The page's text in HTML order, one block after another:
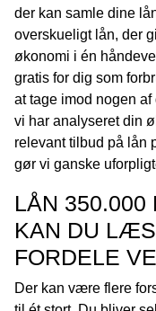
der kan samle dine
overskueligt lån, der
økonomi i én
gratis for dig som
at tage imod nogen
vi har analyseret din
relevant tilbud på lån
gør vi ganske
LÅN 350.000
KAN DU
FORDELE
Der kan være flere